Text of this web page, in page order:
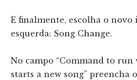
E finalmente, escolha o novo
esquerda: Song Change.
No campo “Command to run
starts a new song” preencha